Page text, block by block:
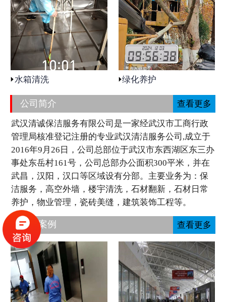
水箱清洗 绿化养护
公司简介 查看更多
武汉清诚保洁服务有限公司是一家经武汉市工商行政
管理局核准登记注册的专业武汉清洁服务公司,成立于
2016年9月26日，公司总部位于武汉市东西湖区东三办
事处东岳村161号，公司总部办公面积300平米，并在
武昌，汉阳，汉口等区域设有分部。主要业务为：保
洁服务，高空外墙，楼宇清洗，石材翻新，石材日常
养护，物业管理，瓷砖美缝，建筑装饰工程等。
工程案例 查看更多